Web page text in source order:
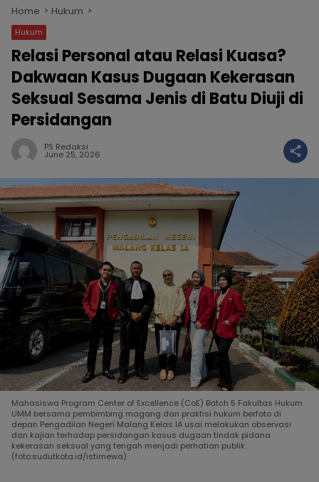
Home Hukum
Hukum
Relasi Personal atau Relasi Kuasa?
Dakwaan Kasus Dugaan Kekerasan
Seksual Sesama Jenis di Batu Diuji di
Persidangan
PS Redaksi
June 25, 2026
Mahasiswa Program Center of Excellence (CoE) Batch 5 Fakultas Hukum
UMM bersama pembimbing magang dan praktisi hukum berfoto di
depan Pengadilan Negeri Malang Kelas IA usai melakukan observasi
dan kajian terhadap persidangan kasus dugaan tindak pidana
kekerasan seksual yang tengah menjadi perhatian publik.
(foto:sudutkota.id/istimewa)